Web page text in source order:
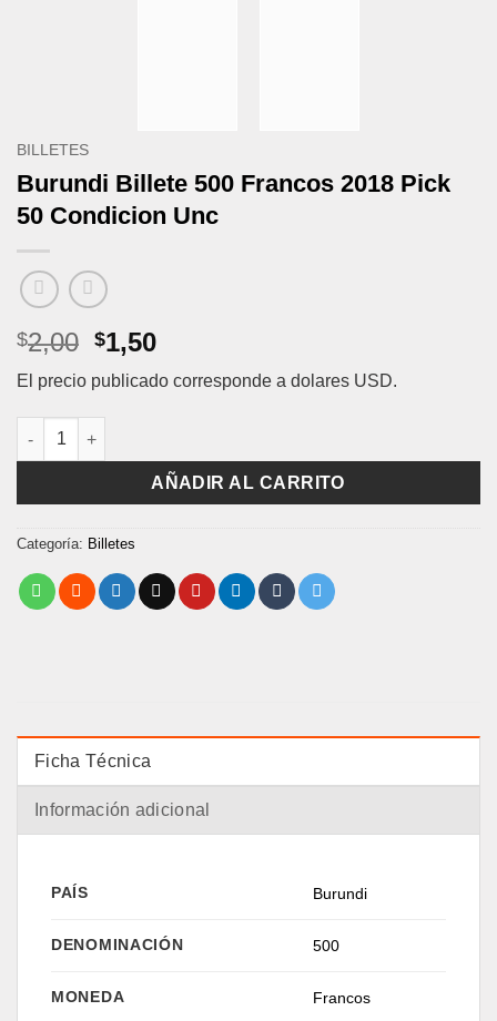
BILLETES
Burundi Billete 500 Francos 2018 Pick
50 Condicion Unc
$2,00 El
precio
original
era:
$2,00.
$1,50El
precio
actual
El precio publicado corresponde a dolares USD.
AÑADIR AL CARRITO
Categoría: Billetes
Ficha Técnica
Información adicional
PAÍS Burundi
DENOMINACIÓN 500
MONEDA Francos